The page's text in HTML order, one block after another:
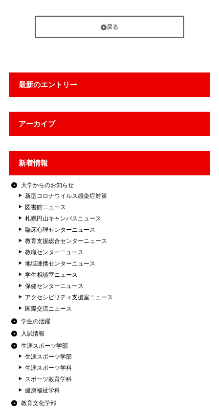
最新のエントリー
アーカイブ
新着情報
大学からのお知らせ
新型コロナウイルス感染症対策
図書館ニュース
札幌円山キャンパスニュース
臨床心理センターニュース
教育支援総合センターニュース
教職センターニュース
地域連携センターニュース
学生相談室ニュース
保健センターニュース
アクセシビリティ支援室ニュース
国際交流ニュース
学生の活躍
入試情報
生涯スポーツ学部
生涯スポーツ学部
生涯スポーツ学科
スポーツ教育学科
健康福祉学科
教育文化学部
戻る